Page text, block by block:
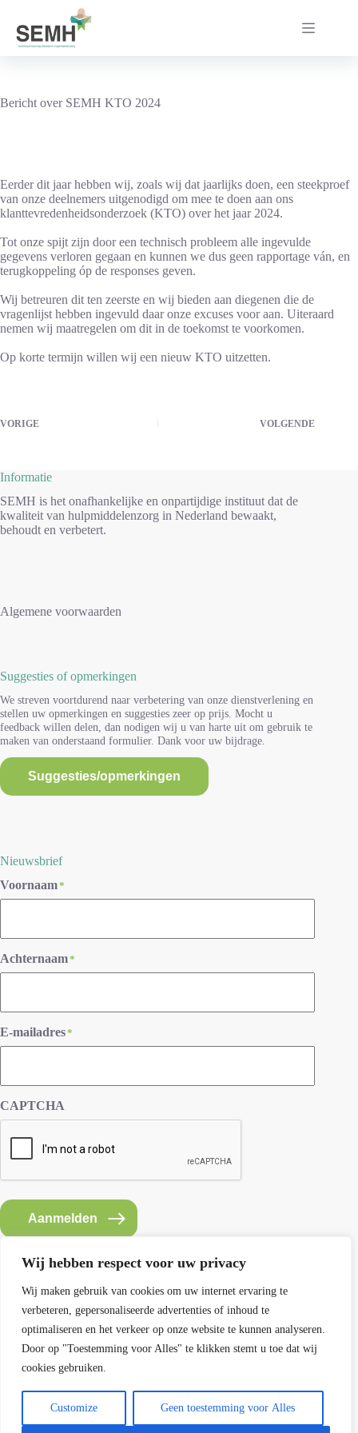
Wij hebben respect voor uw privacy
Wij maken gebruik van cookies om uw internet ervaring te
verbeteren, gepersonaliseerde advertenties of inhoud te
optimaliseren en het verkeer op onze website te kunnen analyseren.
Door op "Toestemming voor Alles" te klikken stemt u toe dat wij
cookies gebruiken.
Customize Geen toestemming voor Alles
inhoud
Bericht over SEMH KTO 2024
Eerder dit jaar hebben wij, zoals wij dat jaarlijks doen, een steekproef
van onze deelnemers uitgenodigd om mee te doen aan ons
klanttevredenheidsonderzoek (KTO) over het jaar 2024.
Tot onze spijt zijn door een technisch probleem alle ingevulde
gegevens verloren gegaan en kunnen we dus geen rapportage ván, en
terugkoppeling óp de responses geven.
Wij betreuren dit ten zeerste en wij bieden aan diegenen die de
vragenlijst hebben ingevuld daar onze excuses voor aan. Uiteraard
nemen wij maatregelen om dit in de toekomst te voorkomen.
Op korte termijn willen wij een nieuw KTO uitzetten.
VORIGE VOLGENDE
Informatie
SEMH is het onafhankelijke en onpartijdige instituut dat de
kwaliteit van hulpmiddelenzorg in Nederland bewaakt,
behoudt en verbetert.
Algemene voorwaarden
Suggesties of opmerkingen
We streven voortdurend naar verbetering van onze dienstverlening en
stellen uw opmerkingen en suggesties zeer op prijs. Mocht u
feedback willen delen, dan nodigen wij u van harte uit om gebruik te
maken van onderstaand formulier. Dank voor uw bijdrage.
Suggesties/opmerkingen
Nieuwsbrief
Voornaam*
Achternaam*
E-mailadres*
CAPTCHA
Aanmelden
Contact SEMH
E: info@semh.info
T: 085-8769770
Contact